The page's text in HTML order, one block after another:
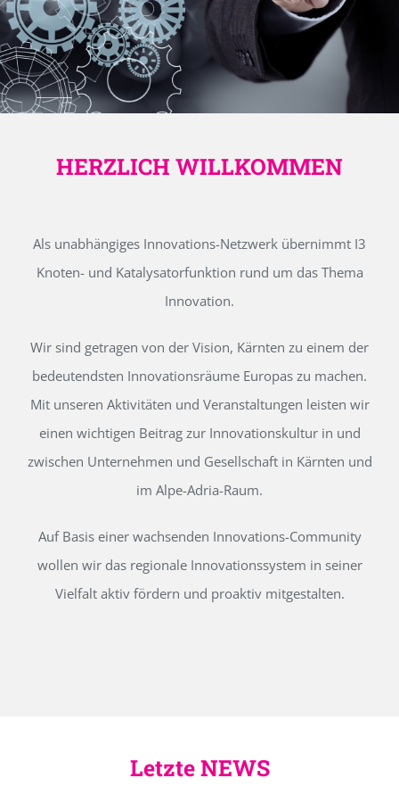
HERZLICH WILLKOMMEN
Als unabhängiges Innovations-Netzwerk übernimmt I3
Knoten- und Katalysatorfunktion rund um das Thema
Innovation.
Wir sind getragen von der Vision, Kärnten zu einem der
bedeutendsten Innovationsräume Europas zu machen.
Mit unseren Aktivitäten und Veranstaltungen leisten wir
einen wichtigen Beitrag zur Innovationskultur in und
zwischen Unternehmen und Gesellschaft in Kärnten und
im Alpe-Adria-Raum.
Auf Basis einer wachsenden Innovations-Community
wollen wir das regionale Innovationssystem in seiner
Vielfalt aktiv fördern und proaktiv mitgestalten.
Letzte NEWS